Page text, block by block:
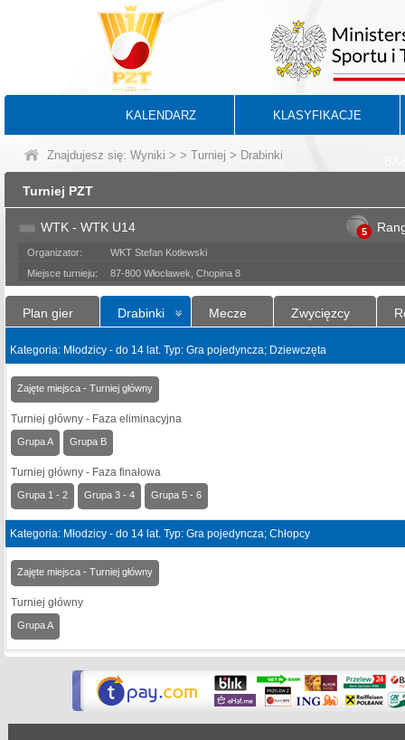
KALENDARZ KLASYFIKACJE
Znajdujesz się: Wyniki > > Turniej > Drabinki
Turniej PZT
WTK - WTK U14 5
Organizator:
WKT Stefan Kotlewski
Miejsce turnieju:
87-800 Włocławek, Chopina 8
Plan gier Drabinki Mecze Zwycięzcy
Kategoria: Młodzicy - do 14 lat. Typ: Gra pojedyncza; Dziewczęta
Zajęte miejsca - Turniej główny
Turniej główny - Faza eliminacyjna
Grupa A Grupa B
Turniej główny - Faza finałowa
Grupa 1 - 2 Grupa 3 - 4 Grupa 5 - 6
Kategoria: Młodzicy - do 14 lat. Typ: Gra pojedyncza; Chłopcy
Zajęte miejsca - Turniej główny
Turniej główny
Grupa A